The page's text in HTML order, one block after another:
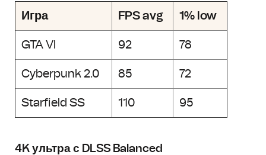
Игра FPS avg 1% low
GTA VI 92 78
Cyberpunk 2.0 85 72
Starfield SS 110 95
4K ультра с DLSS Balanced